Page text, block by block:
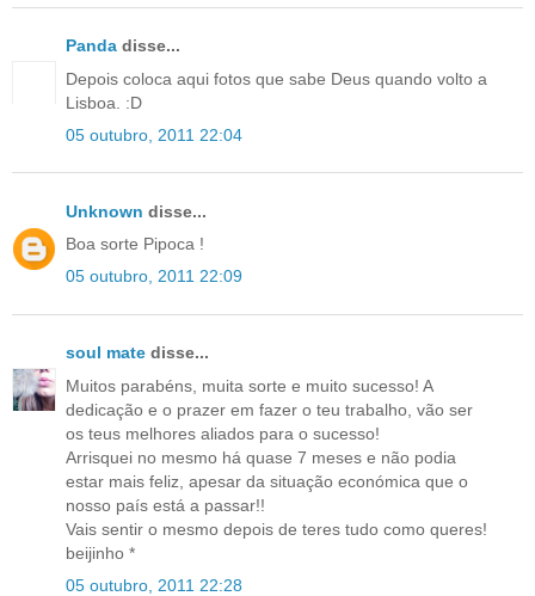
Panda disse...
Depois coloca aqui fotos que sabe Deus quando volto a
Lisboa. :D
05 outubro, 2011 22:04
Unknown disse...
Boa sorte Pipoca !
05 outubro, 2011 22:09
soul mate disse...
Muitos parabéns, muita sorte e muito sucesso! A
dedicação e o prazer em fazer o teu trabalho, vão ser
os teus melhores aliados para o sucesso!
Arrisquei no mesmo há quase 7 meses e não podia
estar mais feliz, apesar da situação económica que o
nosso país está a passar!!
Vais sentir o mesmo depois de teres tudo como queres!
beijinho *
05 outubro, 2011 22:28